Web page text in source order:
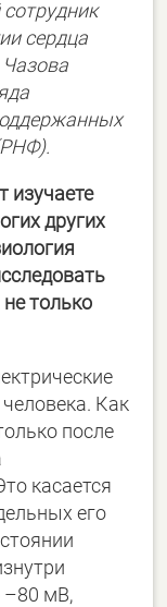
сердца
изучаете
других
только
Как
после
касается
его
–80 мВ,